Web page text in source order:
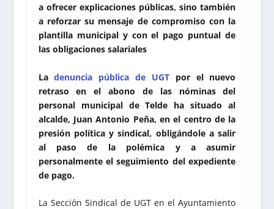
a ofrecer explicaciones públicas, sino también
a reforzar su mensaje de compromiso con la
plantilla municipal y con el pago puntual de
las obligaciones salariales
Ladenuncia pública de UGTpor el nuevo
retraso en el abono de las nóminas del
personal municipal de Telde ha situado al
alcalde, Juan Antonio Peña, en el centro de la
presión política y sindical, obligándole a salir
al paso de la polémica y a asumir
personalmente el seguimiento del expediente
de pago.
La Sección Sindical de UGT en el Ayuntamiento